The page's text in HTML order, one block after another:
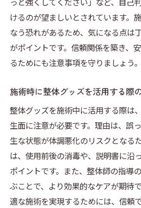
けるのが望ましいとされています。
なう恐れがあるため、気になる点は
がポイントです。信頼関係を築き、
るためにも注意事項を守りましょう。
施術時に整体グッズを活用する際
整体グッズを施術中に活用する際は
生面に注意が必要です。理由は、誤
生な状態が体調悪化のリスクとなる
は、使用前後の消毒や、説明書に沿
ポイントです。また、整体師の指導
ぶことで、より効果的なケアが期待
適な施術を実現するためには、信頼